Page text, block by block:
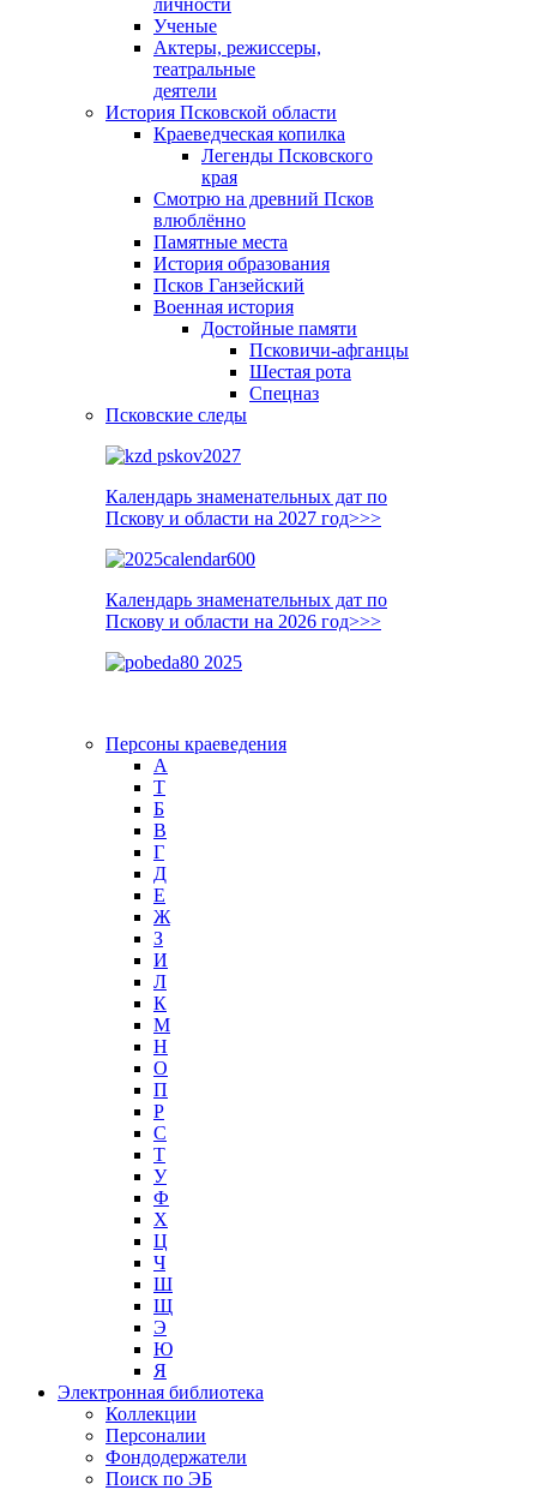
личности
Ученые
Актеры, режиссеры,
театральные
деятели
История Псковской области
Краеведческая копилка
Легенды Псковского
края
Смотрю на древний Псков
влюблённо
Памятные места
История образования
Псков Ганзейский
Военная история
Достойные памяти
Псковичи-афганцы
Шестая рота
Спецназ
Псковские следы
Календарь знаменательных дат по
Пскову и области на 2027 год>>>
Календарь знаменательных дат по
Пскову и области на 2026 год>>>
Персоны краеведения
А
T
Б
В
Г
Д
Е
Ж
З
И
Л
К
М
Н
О
П
Р
С
Т
У
Ф
Х
Ц
Ч
Ш
Щ
Э
Ю
Я
Электронная библиотека
Коллекции
Персоналии
Фондодержатели
Поиск по ЭБ